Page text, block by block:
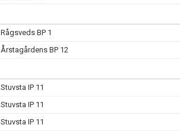
Rågsveds BP 1
Årstagårdens BP 12
Stuvsta IP 11
Stuvsta IP 11
Stuvsta IP 11